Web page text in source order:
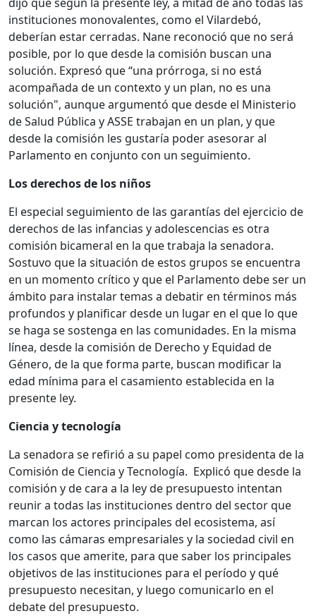
instituciones monovalentes, como el Vilardebó,
deberían estar cerradas. Nane reconoció que no será
posible, por lo que desde la comisión buscan una
solución. Expresó que “una prórroga, si no está
acompañada de un contexto y un plan, no es una
solución", aunque argumentó que desde el Ministerio
de Salud Pública y ASSE trabajan en un plan, y que
desde la comisión les gustaría poder asesorar al
Parlamento en conjunto con un seguimiento.
Los derechos de los niños
El especial seguimiento de las garantías del ejercicio de
derechos de las infancias y adolescencias es otra
comisión bicameral en la que trabaja la senadora.
Sostuvo que la situación de estos grupos se encuentra
en un momento crítico y que el Parlamento debe ser un
ámbito para instalar temas a debatir en términos más
profundos y planificar desde un lugar en el que lo que
se haga se sostenga en las comunidades. En la misma
línea, desde la comisión de Derecho y Equidad de
Género, de la que forma parte, buscan modificar la
edad mínima para el casamiento establecida en la
presente ley.
Ciencia y tecnología
La senadora se refirió a su papel como presidenta de la
Comisión de Ciencia y Tecnología. Explicó que desde la
comisión y de cara a la ley de presupuesto intentan
reunir a todas las instituciones dentro del sector que
marcan los actores principales del ecosistema, así
como las cámaras empresariales y la sociedad civil en
los casos que amerite, para que saber los principales
objetivos de las instituciones para el período y qué
presupuesto necesitan, y luego comunicarlo en el
debate del presupuesto.